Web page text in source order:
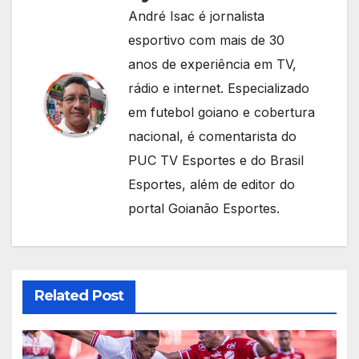
André Isac é jornalista
esportivo com mais de 30
anos de experiência em TV,
rádio e internet. Especializado
em futebol goiano e cobertura
nacional, é comentarista do
PUC TV Esportes e do Brasil
Esportes, além de editor do
portal Goianão Esportes.
Related Post